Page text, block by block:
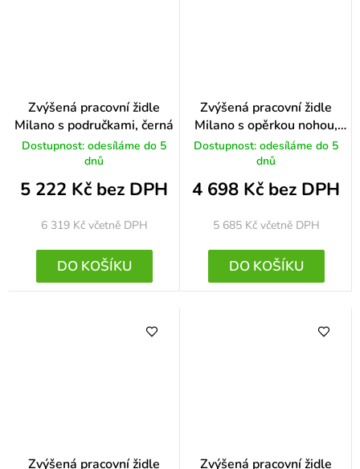
Zvýšená pracovní židle
Milano s područkami, černá
Dostupnost: odesíláme do 5
dnů
5 222 Kč bez DPH
6 319 Kč včetně DPH
DO KOŠÍKU
Zvýšená pracovní židle
Milano s opěrkou nohou,
šedá
Dostupnost: odesíláme do 5
dnů
4 698 Kč bez DPH
5 685 Kč včetně DPH
DO KOŠÍKU
Zvýšená pracovní židle Zvýšená pracovní židle